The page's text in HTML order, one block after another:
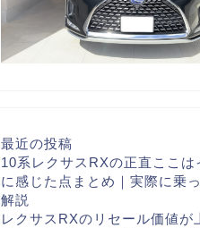
最近の投稿
10系レクサスRXの正直ここは
に感じた点まとめ｜実際に乗
解説
レクサスRXのリセール価値が